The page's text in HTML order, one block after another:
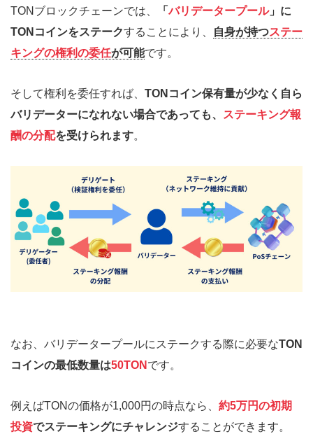
TONブロックチェーンでは、 「バリデータープール」に
TONコインをステークすることにより、 自身が持つステー
キングの権利の委任が可能です。
そして権利を委任すれば、 TONコイン保有量が少なく自ら
バリデーターになれない場合であっても、
ステーキング報
酬の分配を受けられます。
なお、バリデータープールにステークする際に必要なTON
コインの最低数量は50TON です。
例えばTONの価格が1,000円の時点なら、 約5万円の初期
投資でステーキングにチャレンジすることができます。